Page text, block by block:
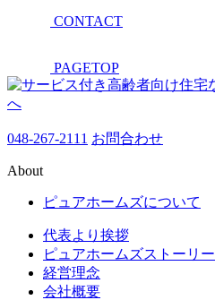
CONTACT
PAGETOP
048-267-2111 お問合わせ
About
ピュアホームズについて
代表より挨拶
ピュアホームズストーリー
経営理念
会社概要